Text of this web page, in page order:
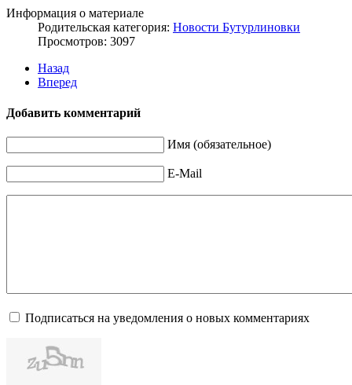
Информация о материале
Родительская категория: Новости Бутурлиновки
Просмотров: 3097
Назад
Вперед
Добавить комментарий
Имя (обязательное)
E-Mail
Подписаться на уведомления о новых комментариях